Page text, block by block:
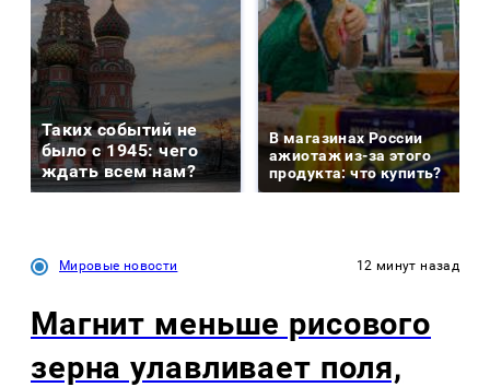
Таких событий не
было с 1945: чего
ждать всем нам?
В магазинах России
ажиотаж из-за этого
продукта: что купить?
Мировые новости 12 минут назад
Магнит меньше рисового
зерна улавливает поля,